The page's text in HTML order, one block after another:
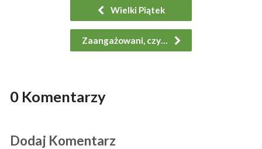
Wielki Piątek
Zaangażowani, czy…
0 Komentarzy
Dodaj Komentarz